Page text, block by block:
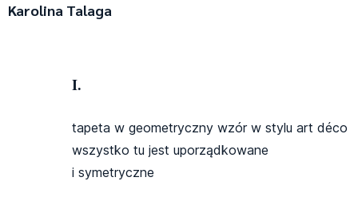
Karolina Talaga
I.
tapeta w geometryczny wzór w stylu art déco
wszystko tu jest uporządkowane
i symetryczne